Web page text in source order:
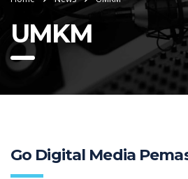
UMKM
Go Digital Media